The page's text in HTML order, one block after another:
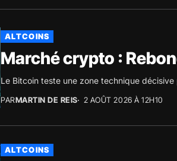
ALTCOINS
Marché crypto :
Le Bitcoin teste une zone technique
PARMARTIN DE REIS 2 AOÛT 2026 À 12H10
ALTCOINS